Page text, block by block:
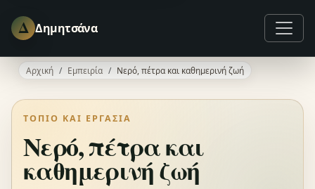
Δ Δημητσάνα
Αρχική Εμπειρία Νερό, πέτρα και καθημερινή ζωή
ΤΟΠΊΟ ΚΑΙ ΕΡΓΑΣΊΑ
Νερό, πέτρα και
καθημερινή ζωή